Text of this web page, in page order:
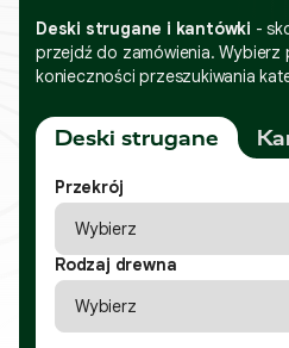
Deski strugane i kantówki -
przejdź do zamówienia. Wybierz
konieczności przeszukiwania
Deski strugane
Przekrój
Rodzaj drewna